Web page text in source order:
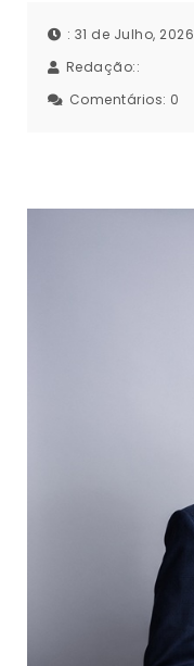
: 31 de Julho, 2026
Redação::
Comentários: 0